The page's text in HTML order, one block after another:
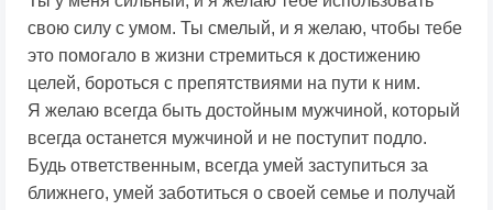
свою силу с умом. Ты смелый, и я желаю, чтобы тебе
это помогало в жизни стремиться к достижению
целей, бороться с препятствиями на пути к ним.
Я желаю всегда быть достойным мужчиной, который
всегда останется мужчиной и не поступит подло.
Будь ответственным, всегда умей заступиться за
ближнего, умей заботиться о своей семье и получай